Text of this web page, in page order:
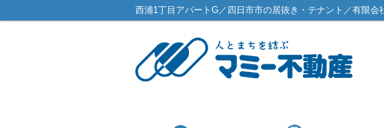
西浦1丁目アパートG／四日市市の居抜き・テナント／有限会